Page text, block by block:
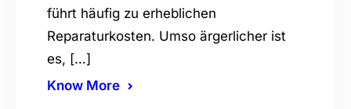
führt häufig zu erheblichen
Reparaturkosten. Umso ärgerlicher ist
es, […]
Know More